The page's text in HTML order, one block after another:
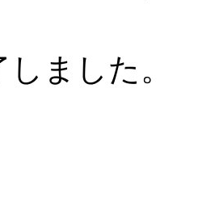
しました。